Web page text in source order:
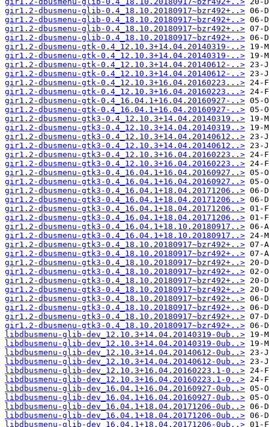
gir1.2-dbusmenu-glib-0.4_18.10.20180917~bzr492+..>
gir1.2-dbusmenu-glib-0.4_18.10.20180917~bzr492+..>
gir1.2-dbusmenu-glib-0.4_18.10.20180917~bzr492+..>
gir1.2-dbusmenu-glib-0.4_18.10.20180917~bzr492+..>
gir1.2-dbusmenu-gtk-0.4_12.10.3+14.04.20140319-..>
gir1.2-dbusmenu-gtk-0.4_12.10.3+14.04.20140319-..>
gir1.2-dbusmenu-gtk-0.4_12.10.3+14.04.20140612-..>
gir1.2-dbusmenu-gtk-0.4_12.10.3+14.04.20140612-..>
gir1.2-dbusmenu-gtk-0.4_12.10.3+16.04.20160223...>
gir1.2-dbusmenu-gtk-0.4_12.10.3+16.04.20160223...>
gir1.2-dbusmenu-gtk-0.4_16.04.1+16.04.20160927-..>
gir1.2-dbusmenu-gtk-0.4_16.04.1+16.04.20160927-..>
gir1.2-dbusmenu-gtk3-0.4_12.10.3+14.04.20140319..>
gir1.2-dbusmenu-gtk3-0.4_12.10.3+14.04.20140319..>
gir1.2-dbusmenu-gtk3-0.4_12.10.3+14.04.20140612..>
gir1.2-dbusmenu-gtk3-0.4_12.10.3+14.04.20140612..>
gir1.2-dbusmenu-gtk3-0.4_12.10.3+16.04.20160223..>
gir1.2-dbusmenu-gtk3-0.4_12.10.3+16.04.20160223..>
gir1.2-dbusmenu-gtk3-0.4_16.04.1+16.04.20160927..>
gir1.2-dbusmenu-gtk3-0.4_16.04.1+16.04.20160927..>
gir1.2-dbusmenu-gtk3-0.4_16.04.1+18.04.20171206..>
gir1.2-dbusmenu-gtk3-0.4_16.04.1+18.04.20171206..>
gir1.2-dbusmenu-gtk3-0.4_16.04.1+18.04.20171206..>
gir1.2-dbusmenu-gtk3-0.4_16.04.1+18.04.20171206..>
gir1.2-dbusmenu-gtk3-0.4_16.04.1+18.10.20180917..>
gir1.2-dbusmenu-gtk3-0.4_16.04.1+18.10.20180917..>
gir1.2-dbusmenu-gtk3-0.4_18.10.20180917~bzr492+..>
gir1.2-dbusmenu-gtk3-0.4_18.10.20180917~bzr492+..>
gir1.2-dbusmenu-gtk3-0.4_18.10.20180917~bzr492+..>
gir1.2-dbusmenu-gtk3-0.4_18.10.20180917~bzr492+..>
gir1.2-dbusmenu-gtk3-0.4_18.10.20180917~bzr492+..>
gir1.2-dbusmenu-gtk3-0.4_18.10.20180917~bzr492+..>
gir1.2-dbusmenu-gtk3-0.4_18.10.20180917~bzr492+..>
gir1.2-dbusmenu-gtk3-0.4_18.10.20180917~bzr492+..>
gir1.2-dbusmenu-gtk3-0.4_18.10.20180917~bzr492+..>
gir1.2-dbusmenu-gtk3-0.4_18.10.20180917~bzr492+..>
libdbusmenu-glib-dev_12.10.3+14.04.20140319-0ub..>
libdbusmenu-glib-dev_12.10.3+14.04.20140319-0ub..>
libdbusmenu-glib-dev_12.10.3+14.04.20140612-0ub..>
libdbusmenu-glib-dev_12.10.3+14.04.20140612-0ub..>
libdbusmenu-glib-dev_12.10.3+16.04.20160223.1-0..>
libdbusmenu-glib-dev_12.10.3+16.04.20160223.1-0..>
libdbusmenu-glib-dev_16.04.1+16.04.20160927-0ub..>
libdbusmenu-glib-dev_16.04.1+16.04.20160927-0ub..>
libdbusmenu-glib-dev_16.04.1+18.04.20171206-0ub..>
libdbusmenu-glib-dev_16.04.1+18.04.20171206-0ub..>
libdbusmenu-glib-dev_16.04.1+18.04.20171206-0ub..>